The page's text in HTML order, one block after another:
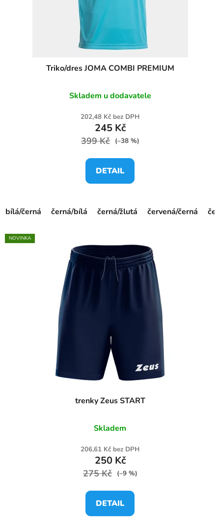
Triko/dres JOMA COMBI PREMIUM
Skladem u dodavatele
202,48 Kč bez DPH
245 Kč
399 Kč (–38 %)
DETAIL
bílá/černá černá/bílá černá/žlutá červená/černá
NOVINKA
trenky Zeus START
Skladem
206,61 Kč bez DPH
250 Kč
275 Kč (–9 %)
DETAIL